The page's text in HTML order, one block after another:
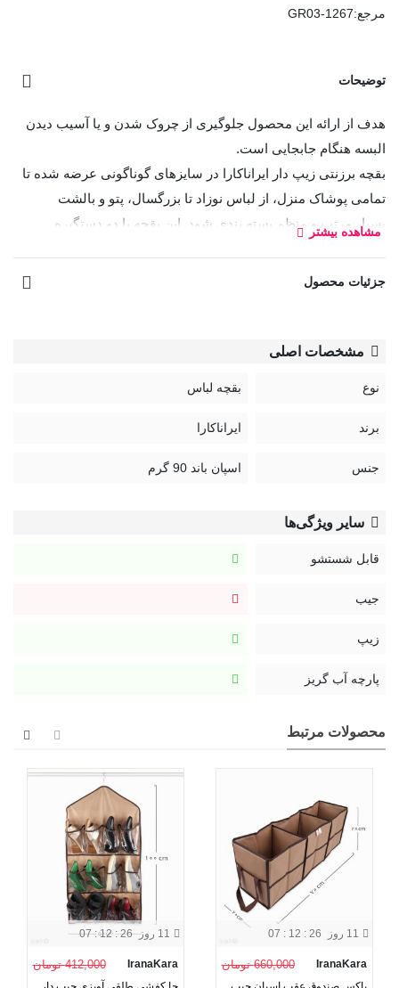
مرجع:GR03-1267
توضیحات
هدف از ارائه این محصول جلوگیری از چروک شدن و یا آسیب دیدن
البسه هنگام جابجایی است.
بقچه برزنتی زیپ دار ایراناکارا در سایزهای گوناگونی عرضه شده تا
تمامی پوشاک منزل، از لباس نوزاد تا بزرگسال، پتو و بالشت
بسیار مرتب و منظم بسته بندی شود. این بقچه با دو دستگیره
شده است.
مشاهده بیشتر
جزئیات محصول
مشخصات اصلی
نوع بقچه لباس
برند ایراناکارا
جنس اسپان باند 90 گرم
سایر ویژگی‌ها
قابل شستشو
جیب
زیپ
پارچه آب گریز
محصولات مرتبط
11 روز 07 : 12 : 25
IranaKara 660,000 تومان
11 روز 07 : 12 : 25
IranaKara 412,000 تومان